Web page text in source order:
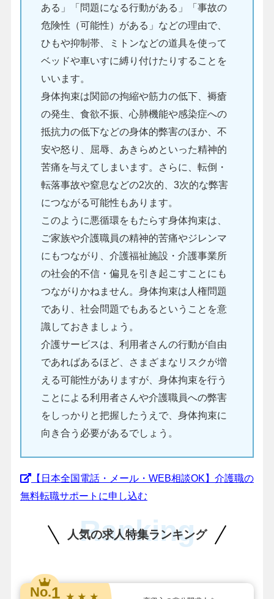
ある」「問題になる行動がある」「事故の
危険性（可能性）がある」などの理由で、
ひもや抑制帯、ミトンなどの道具を使って
ベッドや車いすに縛り付けたりすることを
いいます。
身体拘束は関節の拘縮や筋力の低下、褥瘡
の発生、食欲不振、心肺機能や感染症への
抵抗力の低下などの身体的弊害のほか、不
安や怒り、屈辱、あきらめといった精神的
苦痛を与えてしまいます。さらに、転倒・
転落事故や窒息などの2次的、3次的な弊害
につながる可能性もあります。
このように悪循環をもたらす身体拘束は、
ご家族や介護職員の精神的苦痛やジレンマ
にもつながり、介護福祉施設・介護事業所
の社会的不信・偏見を引き起こすことにも
つながりかねません。身体拘束は人権問題
であり、社会問題でもあるということを意
識しておきましょう。
介護サービスは、利用者さんの行動が自由
であればあるほど、さまざまなリスクが増
える可能性がありますが、身体拘束を行う
ことによる利用者さんや介護職員への弊害
をしっかりと把握したうえで、身体拘束に
向き合う必要があるでしょう。
【日本全国電話・メール・WEB相談OK】介護職の
無料転職サポートに申し込む
人気の求人特集ランキング
Ranking
No.1 ★ ★ ★